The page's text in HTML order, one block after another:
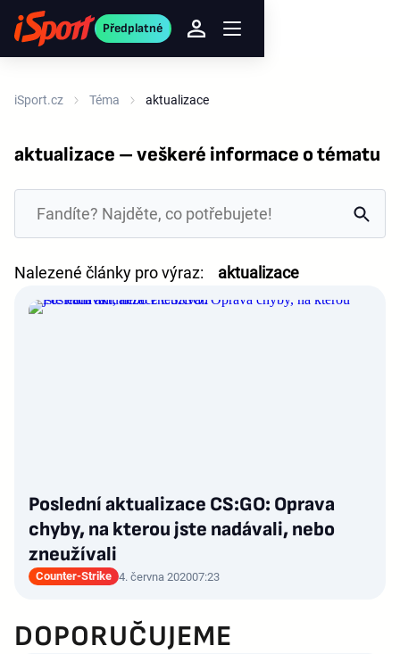
Předplatné
iSport.cz Téma aktualizace
aktualizace – veškeré informace o tématu
Nalezené články pro výraz: aktualizace
Poslední aktualizace CS:GO: Oprava
chyby, na kterou jste nadávali, nebo
zneužívali
Counter-Strike 4. června 202007:23
DOPORUČUJEME